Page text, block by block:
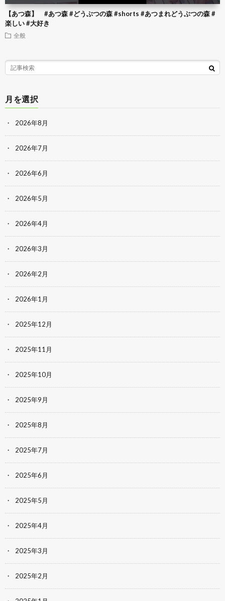
【あつ森】 #あつ森 #どうぶつの森 #shorts #あつまれどうぶつの森 #
楽しい #大好き
全般
月を選択
2026年8月
2026年7月
2026年6月
2026年5月
2026年4月
2026年3月
2026年2月
2026年1月
2025年12月
2025年11月
2025年10月
2025年9月
2025年8月
2025年7月
2025年6月
2025年5月
2025年4月
2025年3月
2025年2月